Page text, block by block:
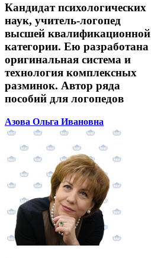
Кандидат психологических
наук, учитель-логопед
высшей квалификационной
категории. Ею разработана
оригинальная система и
технология комплексных
разминок. Автор ряда
пособий для логопедов
Азова Ольга Ивановна